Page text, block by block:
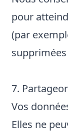
pour
(par
7.
Vos
Elles ne